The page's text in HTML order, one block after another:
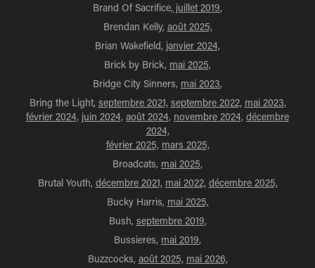
Brand Of Sacrifice, juillet 2019,
Brendan Kelly, août 2025,
Brian Wakefield, janvier 2024,
Brick by Brick, mai 2025,
Bridge City Sinners, mai 2023,
Bring the Light, septembre 2021, septembre 2022, mai 2023,
février 2024, juin 2024, août 2024, novembre 2024, décembre
2024,
février 2025, mars 2025,
Broadcats, mai 2025,
Brutal Youth, décembre 2021, mai 2022, décembre 2025,
Bucky Harris, mai 2025,
Bush, septembre 2019,
Bussieres, mai 2019,
Buzzcocks, août 2025, mai 2026,